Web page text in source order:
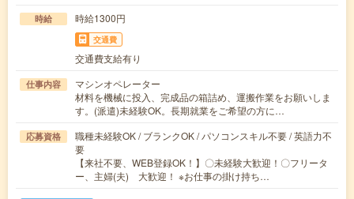
時給 時給1300円
交通費
交通費支給有り
仕事内容
マシンオペレーター
材料を機械に投入、完成品の箱詰め、運搬作業をお願いしま
す。(派遣)未経験OK。長期就業をご希望の方に…
応募資格
職種未経験OK / ブランクOK / パソコンスキル不要 / 英語力不
要
【来社不要、WEB登録OK！】〇未経験大歓迎！〇フリータ
ー、主婦(夫) 大歓迎！ ※お仕事の掛け持ち…